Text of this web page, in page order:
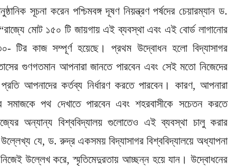
সূচনা করেন পশ্চিমবঙ্গ দূষণ নিয়ন্ত্রণ পর্ষদের চেয়ারম্যান ড.
মোট ১৫০ টি জায়গায় এই ব্যবস্থা এবং এই বোর্ড লাগানোর
টির কাজ সম্পূর্ণ হয়েছে। প্রথম উদ্বোধন হলো বিদ্যাসাগর
গুণগতমান আপনারা জানতে পারবেন এবং সেই মতো নিজেদের
প্রতি আপনাদের কর্তব্য নির্ধারণ করতে পারবেন। কারণ, আপনারা
সমাজকে পথ দেখাতে পারবেন এবং শহরবাসীকে সচেতন করতে
অন্যান্য বিশ্ববিদ্যালয় গুলোতেও এই ব্যবস্থা চালু করার
যে, ড. রুদ্র একসময় বিদ্যাসাগর বিশ্ববিদ্যালয়ে অধ্যাপনা
উল্লেখ করে, স্মৃতিমেদুরতায় আচ্ছন্ন হয়ে যান। উদ্বোধনের